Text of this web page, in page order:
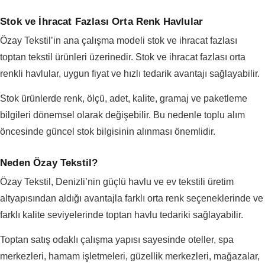
Stok ve İhracat Fazlası Orta Renk Havlular
Özay Tekstil’in ana çalışma modeli stok ve ihracat fazlası
toptan tekstil ürünleri üzerinedir. Stok ve ihracat fazlası orta
renkli havlular, uygun fiyat ve hızlı tedarik avantajı sağlayabilir.
Stok ürünlerde renk, ölçü, adet, kalite, gramaj ve paketleme
bilgileri dönemsel olarak değişebilir. Bu nedenle toplu alım
öncesinde güncel stok bilgisinin alınması önemlidir.
Neden Özay Tekstil?
Özay Tekstil, Denizli’nin güçlü havlu ve ev tekstili üretim
altyapısından aldığı avantajla farklı orta renk seçeneklerinde ve
farklı kalite seviyelerinde toptan havlu tedariki sağlayabilir.
Toptan satış odaklı çalışma yapısı sayesinde oteller, spa
merkezleri, hamam işletmeleri, güzellik merkezleri, mağazalar,